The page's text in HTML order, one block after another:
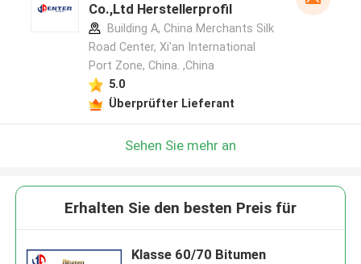
Co.,Ltd Herstellerprofil
Building A, China Merchants Silk
Road Center, Xi'an International
Port Zone, China. ,China
5.0
Überprüfter Lieferant
Sehen Sie mehr an
Erhalten Sie den besten Preis für
Klasse 60/70 Bitumen